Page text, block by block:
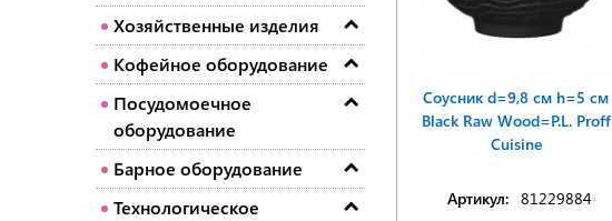
Хозяйственные изделия
Кофейное оборудование
Посудомоечное
оборудование
Барное оборудование
Технологическое
Соусник d=9,8 см h=5 см
Black Raw Wood=P.L. Proff
Cuisine
Артикул: 81229884